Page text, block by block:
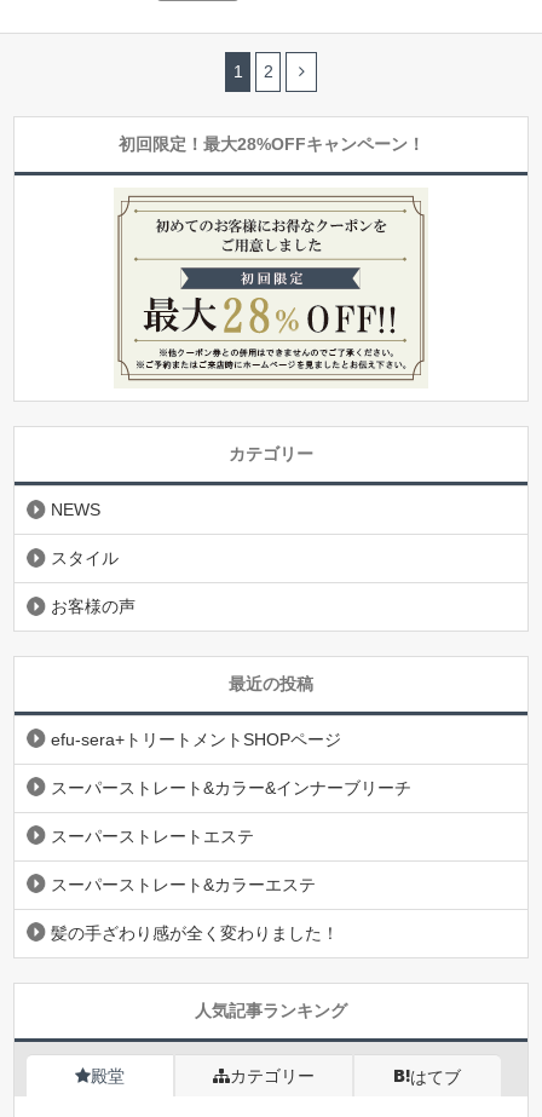
1 2
初回限定！最大28%OFFキャンペーン！
カテゴリー
NEWS
スタイル
お客様の声
最近の投稿
efu-sera+トリートメントSHOPページ
スーパーストレート&カラー&インナーブリーチ
スーパーストレートエステ
スーパーストレート&カラーエステ
髪の手ざわり感が全く変わりました！
人気記事ランキング
殿堂 カテゴリー はてブ